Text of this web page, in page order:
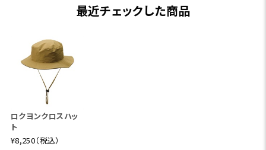
最近チェックした商品
ロクヨンクロスハッ
ト
¥8,250（税込）